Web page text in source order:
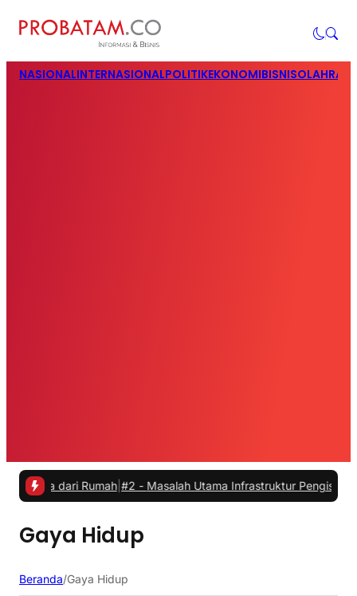
NASIONALINTERNASIONALPOLITIKEKONOMIBISNIS
dari Rumah| #2 -Masalah Utama Infrastruktur Pengisian Daya
Gaya Hidup
Beranda/Gaya Hidup